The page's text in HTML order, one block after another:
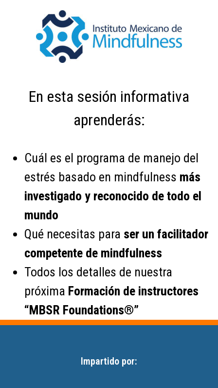
En esta sesión informativa
aprenderás:
Cuál es el programa de manejo del
estrés basado en mindfulness más
investigado y reconocido de todo el
mundo
Qué necesitas para ser un facilitador
competente de mindfulness
Todos los detalles de nuestra
próxima Formación de instructores
“MBSR Foundations®”
Impartido por: